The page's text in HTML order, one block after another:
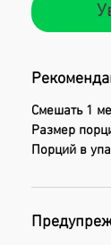
Смешать 1
Размер
Порций в